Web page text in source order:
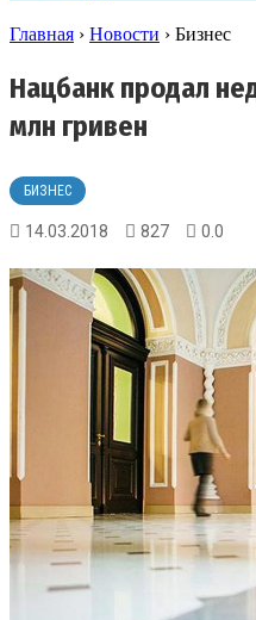
Главная › Новости › Бизнес
Нацбанк продал
млн гривен
БИЗНЕС
14.03.2018 827 0.0